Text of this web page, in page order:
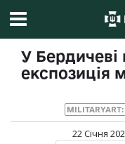
У Бердичеві
експозиція
22 Січня